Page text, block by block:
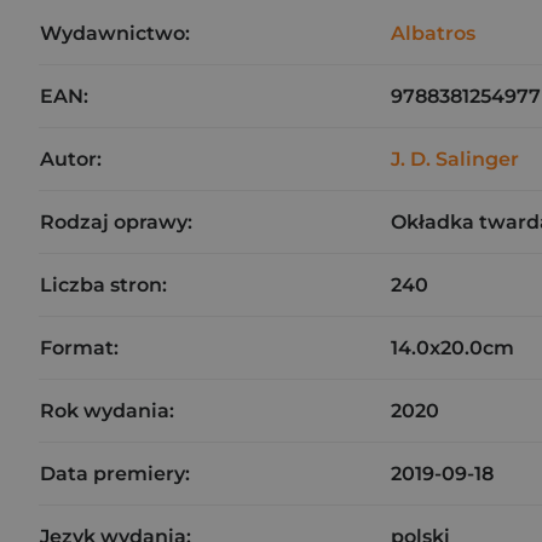
Wydawnictwo: Albatros
EAN: 9788381254977
Autor: J. D. Salinger
Rodzaj oprawy: Okładka
Liczba stron: 240
Format: 14.0x20.0cm
Rok wydania: 2020
Data premiery: 2019-09-18
Język wydania: polski